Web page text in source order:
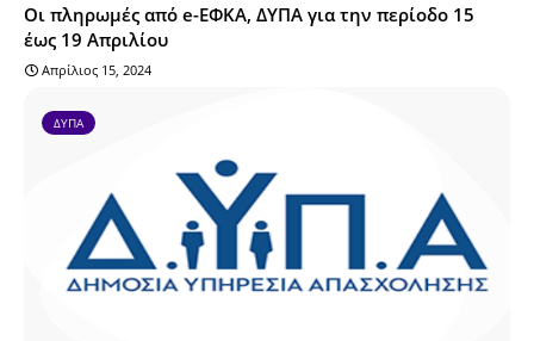
Οι πληρωμές από e-ΕΦΚΑ, ΔΥΠΑ για την περίοδο 15
έως 19 Απριλίου
Απρίλιος 15, 2024
ΔΥΠΑ